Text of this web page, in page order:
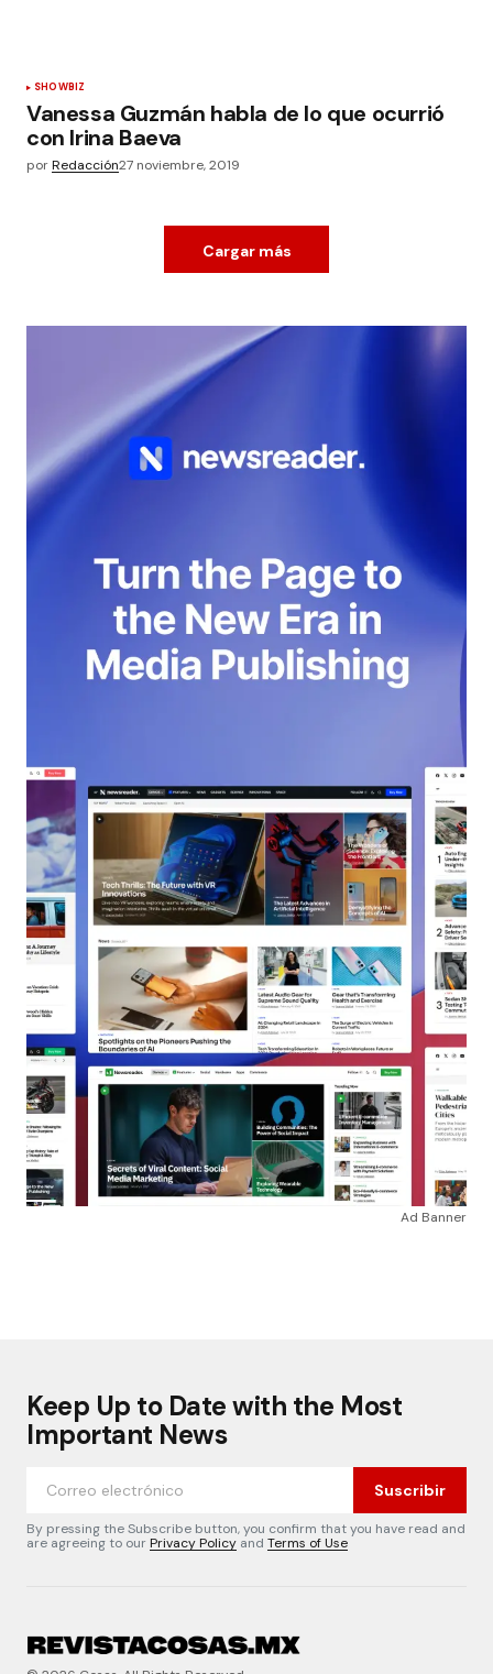
SHOWBIZ
Vanessa Guzmán habla de lo que ocurrió
con Irina Baeva
porRedacción27 noviembre, 2019
Cargar más
Ad Banner
Keep Up to Date with the Most
Important News
Suscribir
By pressing the Subscribe button, you confirm that you have read and
are agreeing to ourPrivacy Policy and Terms of Use